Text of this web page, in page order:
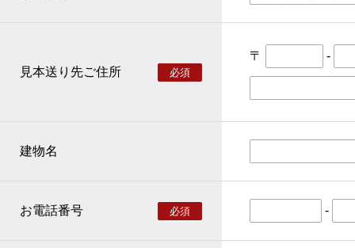
見本送り先ご住所 必須
〒 -
建物名
お電話番号 必須 -